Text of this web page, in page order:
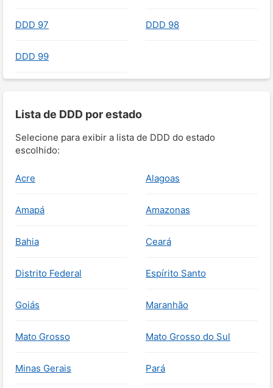
DDD 97 DDD 98
DDD 99
Lista de DDD por estado
Selecione para exibir a lista de DDD do estado
escolhido:
Acre Alagoas
Amapá Amazonas
Bahia Ceará
Distrito Federal Espírito Santo
Goiás Maranhão
Mato Grosso Mato Grosso do Sul
Minas Gerais Pará